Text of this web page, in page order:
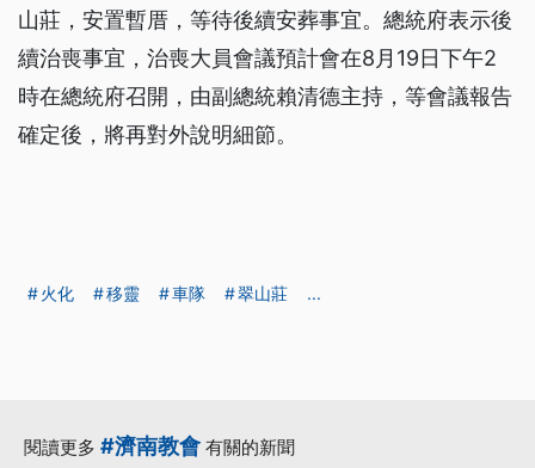
山莊，安置暫厝，等待後續安葬事宜。總統府表示後
續治喪事宜，治喪大員會議預計會在8月19日下午2
時在總統府召開，由副總統賴清德主持，等會議報告
確定後，將再對外說明細節。
火化 移靈 車隊 翠山莊 ...
閱讀更多 #濟南教會 有關的新聞